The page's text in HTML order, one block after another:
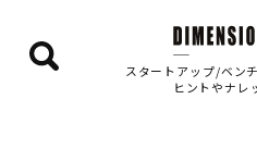
検
スタートアップ/ベン
ヒントやナレ